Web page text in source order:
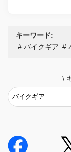
キーワード:
バイクギア
\